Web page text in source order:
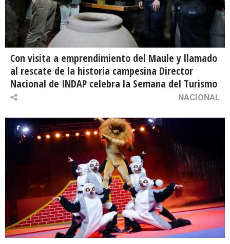
Con visita a emprendimiento del Maule y llamado
al rescate de la historia campesina Director
Nacional de INDAP celebra la Semana del Turismo
NACIONAL